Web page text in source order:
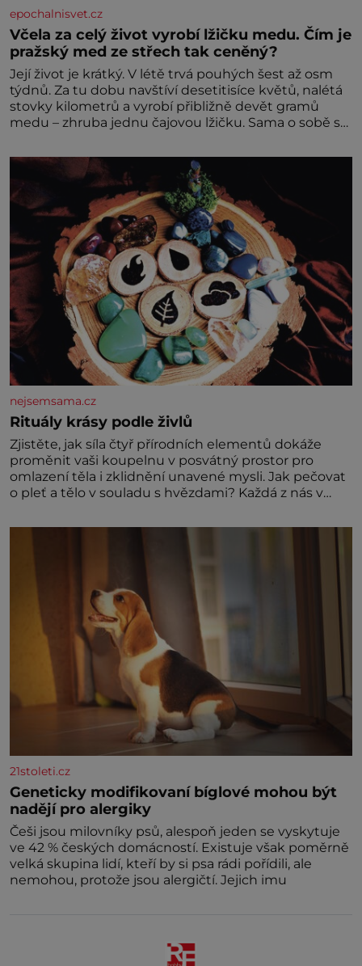
epochalnisvet.cz
Včela za celý život vyrobí lžičku medu. Čím je
pražský med ze střech tak ceněný?
Její život je krátký. V létě trvá pouhých šest až osm
týdnů. Za tu dobu navštíví desetitisíce květů, nalétá
stovky kilometrů a vyrobí přibližně devět gramů
medu – zhruba jednu čajovou lžičku. Sama o sobě se
dalšími desítkami tisíc příslušnic svého včelstva,
vznikne jeden z nejdokonalejších organismů
nejsemsama.cz
Rituály krásy podle živlů
Zjistěte, jak síla čtyř přírodních elementů dokáže
proměnit vaši koupelnu v posvátný prostor pro
omlazení těla i zklidnění unavené mysli. Jak pečovat
o pleť a tělo v souladu s hvězdami? Každá z nás v
naší povaze, ale i v potřebách naší pokožky. Ohnivá
znamení Ženy narozené ve znamení Berana, Lva a
Střelce v sobě nesou žár, odvahu a neutuchající elán.
21stoleti.cz
Geneticky modifikovaní bíglové mohou být
nadějí pro alergiky
Češi jsou milovníky psů, alespoň jeden se vyskytuje
ve 42 % českých domácností. Existuje však poměrně
velká skupina lidí, kteří by si psa rádi pořídili, ale
nemohou, protože jsou alergičtí. Jejich imu